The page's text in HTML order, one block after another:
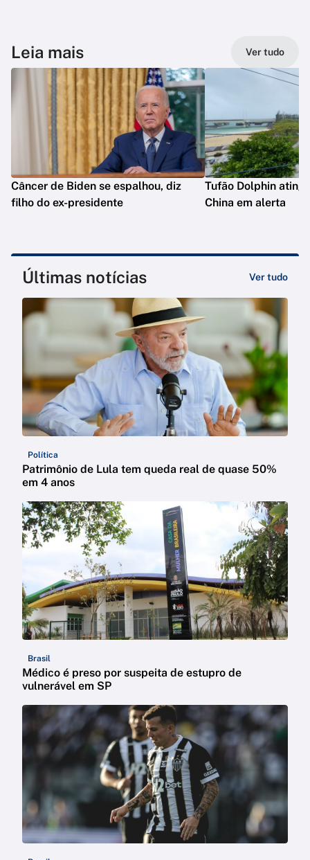
Leia mais Ver tudo
Câncer de Biden se espalhou, diz
filho do ex-presidente
Tufão Dolphin
China em alerta
Últimas notícias Ver tudo
Política
Patrimônio de Lula tem queda real de quase 50%
em 4 anos
Brasil
Médico é preso por suspeita de estupro de
vulnerável em SP